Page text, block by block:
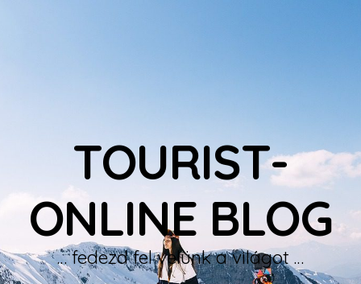
TOURIST-
ONLINE BLOG
… fedezd fel velünk a világot …